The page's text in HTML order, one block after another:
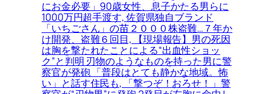
にお金必要」90歳女性、息子かたる男らに
1000万円超手渡す, 佐賀県独自ブランド
「いちごさん」の苗２０００株盗難…７年か
け開発、盗難６回目, 【現場報告】男の死因
は胸を撃たれたことによる“出血性ショッ
ク”と判明 刃物のようなものを持った男に警
察官が発砲 「普段はとても静かな地域。怖
い」と話す住民も, 「撃つぞ！おろせ！」警